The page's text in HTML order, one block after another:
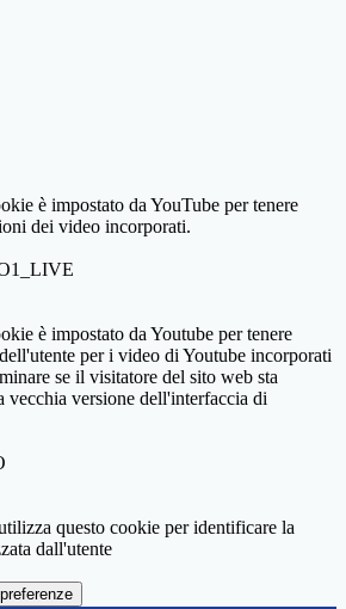
è impostato da YouTube per tenere
dei video incorporati.
è impostato da Youtube per tenere
per i video di Youtube incorporati
se il visitatore del sito web sta
vecchia versione dell'interfaccia di
questo cookie per identificare la
dall'utente